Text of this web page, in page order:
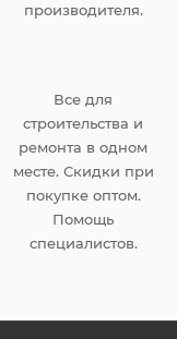
производителя.
Все для
строительства и
ремонта в одном
месте. Скидки при
покупке оптом.
Помощь
специалистов.